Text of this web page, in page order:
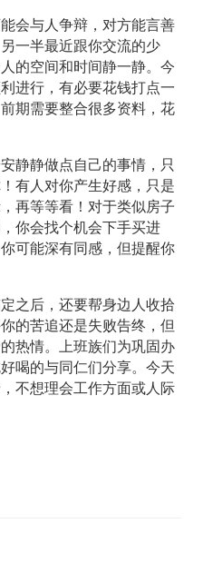
会与人争辩，对方能言善
一半最近跟你交流的少
的空间和时间静一静。今
进行，有必要花钱打点一
期需要整合很多资料，花
静静做点自己的事情，只
有人对你产生好感，只是
再等等看！对于类似房子
你会找个机会下手买进
可能深有同感，但提醒你
之后，还要帮身边人收拾
的苦追还是失败告终，但
热情。上班族们为巩固办
喝的与同仁们分享。今天
不想理会工作方面或人际